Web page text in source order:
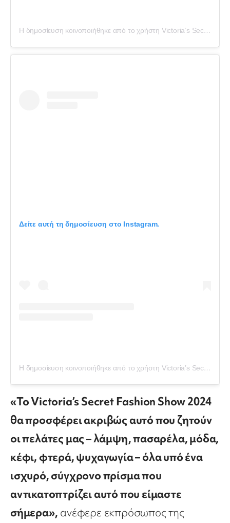
Η δημοσίευση κοινοποιήθηκε από το χρήστη Victoria’s Secret (@victoriassecret)
Δείτε αυτή τη δημοσίευση στο Instagram.
Η δημοσίευση κοινοποιήθηκε από το χρήστη Victoria’s Secret (@victoriassecret)
«To Victoria’s Secret Fashion Show 2024
θα προσφέρει ακριβώς αυτό που ζητούν
οι πελάτες μας – λάμψη, πασαρέλα, μόδα,
κέφι, φτερά, ψυχαγωγία – όλα υπό ένα
ισχυρό, σύγχρονο πρίσμα που
αντικατοπτρίζει αυτό που είμαστε
σήμερα», ανέφερε εκπρόσωπος της